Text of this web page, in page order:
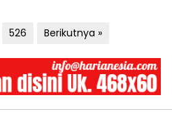
526 Berikutnya »